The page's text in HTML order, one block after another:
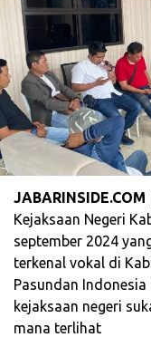
JABARINSIDE.COM
Kejaksaan Negeri
september 2024
terkenal vokal di
Pasundan
kejaksaan negeri
mana terlihat